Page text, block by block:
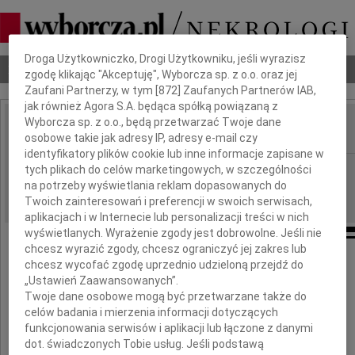
Nekrologi Odeszli Poradnik pogrzebowy
IMIĘ I NAZWISKO:
REGION: Warszawa
DATA EMISJI: 15.06.2026
Wyrazy głębokiego współczucia i otuchy
Dbamy o Twoją prywatność
Droga Użytkowniczko, Drogi Użytkowniku, jeśli wyrazisz
zgodę klikając "Akceptuję", Wyborcza sp. z o.o. oraz jej
Zaufani Partnerzy, w tym [872 ] Zaufanych Partnerów IAB,
jak również Agora S.A. będąca spółką powiązaną z
Wyborcza sp. z o.o., będą przetwarzać Twoje dane
osobowe takie jak adresy IP, adresy e-mail czy
identyfikatory plików cookie lub inne informacje zapisane w
tych plikach do celów marketingowych, w szczególności
na potrzeby wyświetlania reklam dopasowanych do
Twoich zainteresowań i preferencji w swoich serwisach,
aplikacjach i w Internecie lub personalizacji treści w nich
wyświetlanych. Wyrażenie zgody jest dobrowolne. Jeśli nie
chcesz wyrazić zgody, chcesz ograniczyć jej zakres lub
chcesz wycofać zgodę uprzednio udzieloną przejdź do
„Ustawień Zaawansowanych”.
Twoje dane osobowe mogą być przetwarzane także do
celów badania i mierzenia informacji dotyczących
funkcjonowania serwisów i aplikacji lub łączone z danymi
dot. świadczonych Tobie usług. Jeśli podstawą